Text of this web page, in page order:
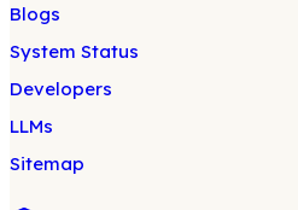
Blogs
System Status
Developers
LLMs
Sitemap